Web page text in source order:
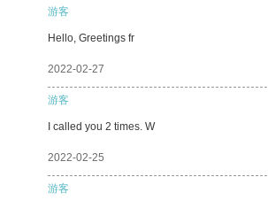
游客
Hello, Greetings fr
2022-02-27
游客
I called you 2 times. W
2022-02-25
游客